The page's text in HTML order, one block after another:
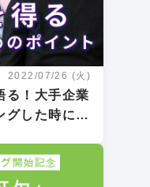
2022/07/26 (火)
る！大手企業
グした時に内